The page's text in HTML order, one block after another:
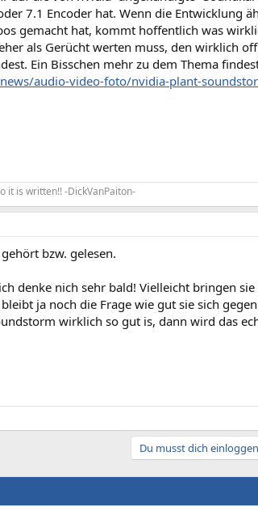
7.1 Encoder hat. Wenn die Entwicklung
gemacht hat, kommt hoffentlich was
als Gerücht werten muss, den wirklich
Ein Bisschen mehr zu dem Thema
audio-video-foto/nvidia-plant-
it is written!! -DickVanPaiton-
bzw. gelesen.
denke nich sehr bald! Vielleicht bringen
ja noch die Frage wie gut sie sich
wirklich so gut is, dann wird das
Du musst dich